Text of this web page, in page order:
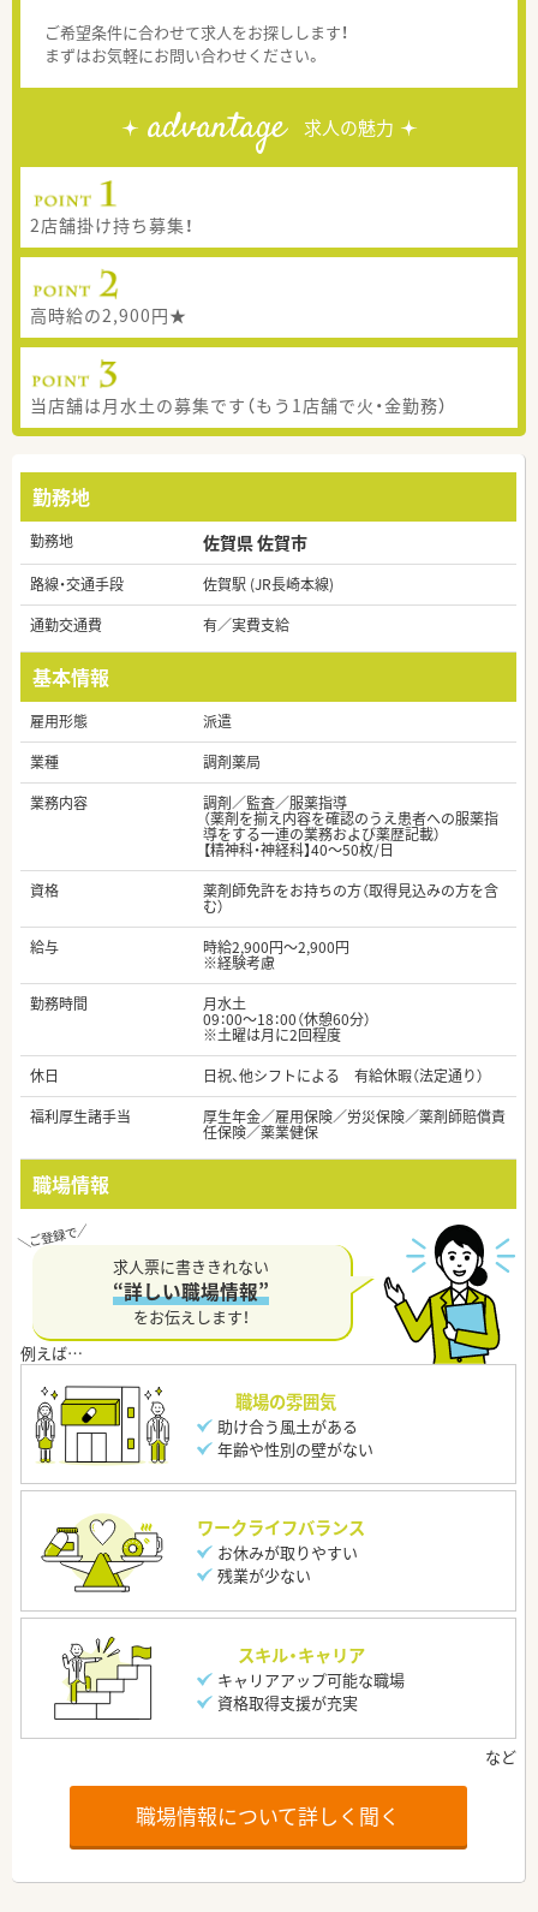
ご希望条件に合わせて求人をお探しします！
まずはお気軽にお問い合わせください。
advantage 求人の魅力
2店舗掛け持ち募集！
高時給の2,900円★
当店舗は月水土の募集です（もう1店舗で火・金勤務）
勤務地
勤務地 佐賀県 佐賀市
路線・交通手段
佐賀駅 (JR長崎本線)
通勤交通費
有／実費支給
基本情報
雇用形態
派遣
業種
調剤薬局
業務内容
調剤／監査／服薬指導
（薬剤を揃え内容を確認のうえ患者への服薬指
導をする一連の業務および薬歴記載）
【精神科・神経科】40～50枚/日
資格
薬剤師免許をお持ちの方（取得見込みの方を含
む）
給与
時給2,900円～2,900円
※経験考慮
勤務時間
月水土
09：00～18：00（休憩60分）
※土曜は月に2回程度
休日
日祝、他シフトによる 有給休暇（法定通り）
福利厚生諸手当
厚生年金／雇用保険／労災保険／薬剤師賠償責
任保険／薬業健保
職場情報
求人票に書ききれない
“詳しい職場情報”
をお伝えします！
職場の雰囲気
助け合う風土がある
年齢や性別の壁がない
ワークライフバランス
お休みが取りやすい
残業が少ない
スキル・キャリア
キャリアアップ可能な職場
資格取得支援が充実
職場情報について詳しく聞く